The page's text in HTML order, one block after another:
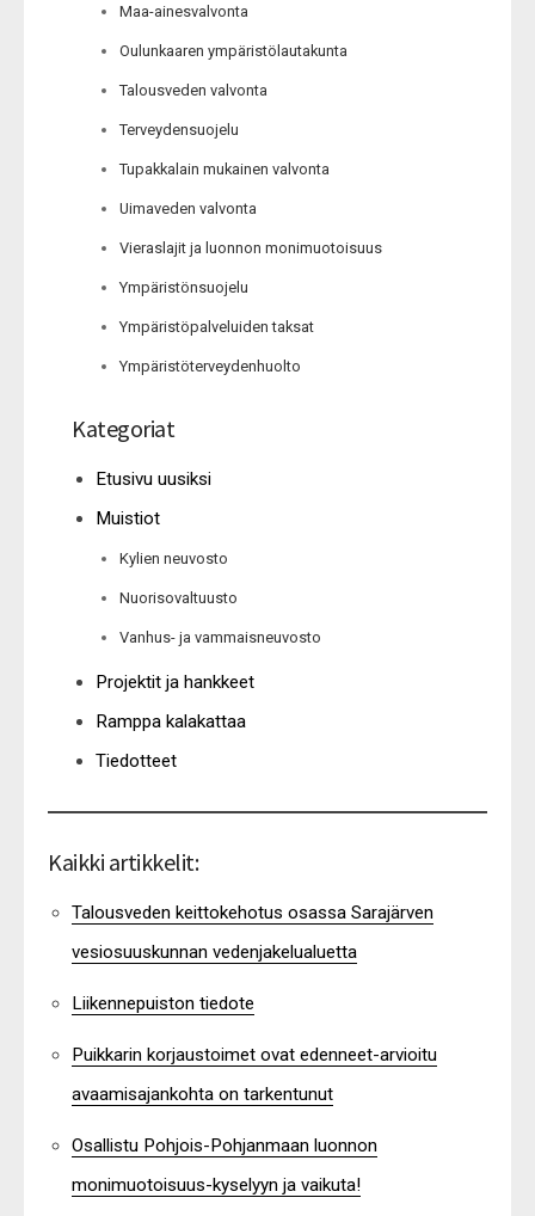
Maa-ainesvalvonta
Oulunkaaren ympäristölautakunta
Talousveden valvonta
Terveydensuojelu
Tupakkalain mukainen valvonta
Uimaveden valvonta
Vieraslajit ja luonnon monimuotoisuus
Ympäristönsuojelu
Ympäristöpalveluiden taksat
Ympäristöterveydenhuolto
Kategoriat
Etusivu uusiksi
Muistiot
Kylien neuvosto
Nuorisovaltuusto
Vanhus- ja vammaisneuvosto
Projektit ja hankkeet
Ramppa kalakattaa
Tiedotteet
Kaikki artikkelit:
Talousveden keittokehotus osassa Sarajärven
vesiosuuskunnan vedenjakelualuetta
Liikennepuiston tiedote
Puikkarin korjaustoimet ovat edenneet-arvioitu
avaamisajankohta on tarkentunut
Osallistu Pohjois-Pohjanmaan luonnon
monimuotoisuus-kyselyyn ja vaikuta!